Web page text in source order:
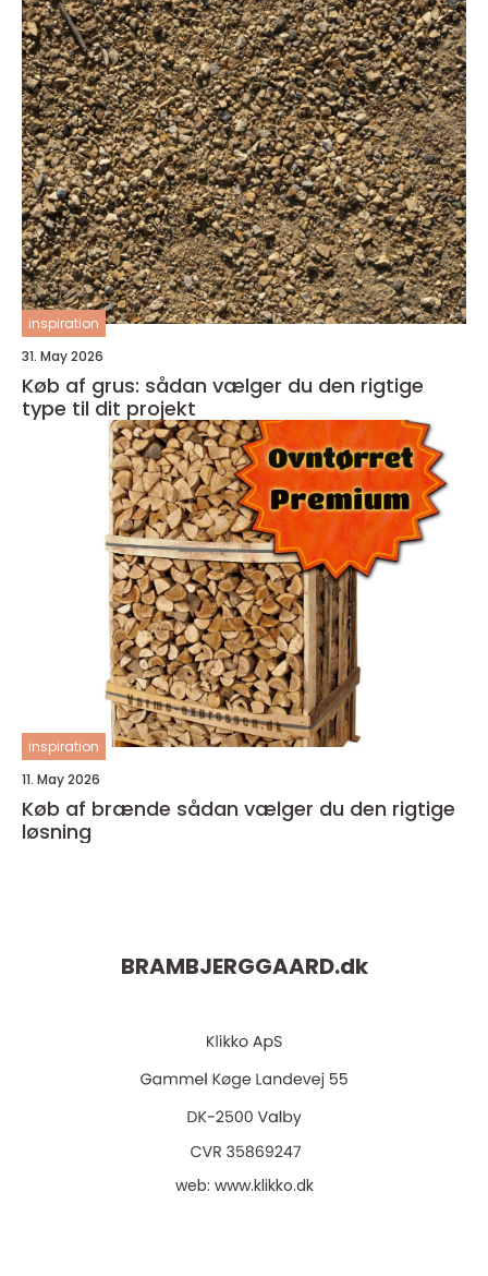
inspiration
31. May 2026
Køb af grus: sådan vælger du den rigtige
type til dit projekt
inspiration
11. May 2026
Køb af brænde sådan vælger du den rigtige
løsning
BRAMBJERGGAARD.dk
web: www.klikko.dk